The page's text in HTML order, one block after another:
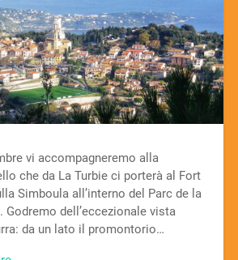
vi accompagneremo alla
che da La Turbie ci porterà al Fort
Simboula all’interno del Parc de la
Godremo dell’eccezionale vista
da un lato il promontorio…